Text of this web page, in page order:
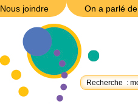
Nous joindre On a parlé